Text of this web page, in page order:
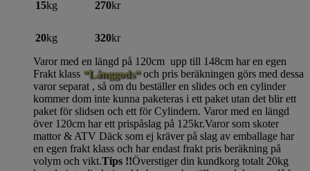
15kg 270kr
20kg 320kr
Varor med en längd på 120cm upp till 148cm har en egen
Frakt klass “Långgods“och pris beräkningen görs med dessa
varor separat , så om du beställer en slides och en cylinder
kommer dom inte kunna paketeras i ett paket utan det blir ett
paket för slidsen och ett för Cylindern. Varor med en längd
över 120cm har ett prispåslag på 125kr.Varor som skoter
mattor & ATV Däck som ej kräver på slag av emballage har
en egen frakt klass och har endast frakt pris beräkning på
volym och vikt.Tips !!Överstiger din kundkorg totalt 20kg